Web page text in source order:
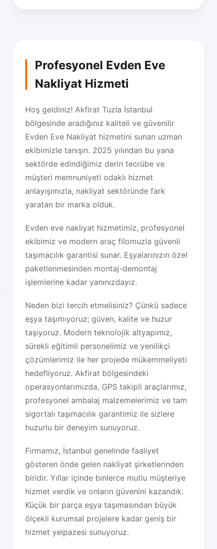
Profesyonel Evden Eve
Nakliyat Hizmeti
Hoş geldiniz! Akfirat Tuzla İstanbul
bölgesinde aradığınız kaliteli ve güvenilir
Evden Eve Nakliyat hizmetini sunan uzman
ekibimizle tanışın. 2025 yılından bu yana
sektörde edindiğimiz derin tecrübe ve
müşteri memnuniyeti odaklı hizmet
anlayışımızla, nakliyat sektöründe fark
yaratan bir marka olduk.
Evden eve nakliyat hizmetimiz, profesyonel
ekibimiz ve modern araç filomuzla güvenli
taşımacılık garantisi sunar. Eşyalarınızın özel
paketlenmesinden montaj-demontaj
işlemlerine kadar yanınızdayız.
Neden bizi tercih etmelisiniz? Çünkü sadece
eşya taşımıyoruz; güven, kalite ve huzur
taşıyoruz. Modern teknolojik altyapımız,
sürekli eğitimli personelimiz ve yenilikçi
çözümlerimiz ile her projede mükemmeliyeti
hedefliyoruz. Akfirat bölgesindeki
operasyonlarımızda, GPS takipli araçlarımız,
profesyonel ambalaj malzemelerimiz ve tam
sigortalı taşımacılık garantimiz ile sizlere
huzurlu bir deneyim sunuyoruz.
Firmamız, İstanbul genelinde faaliyet
gösteren önde gelen nakliyat şirketlerinden
biridir. Yıllar içinde binlerce mutlu müşteriye
hizmet verdik ve onların güvenini kazandık.
Küçük bir parça eşya taşımasından büyük
ölçekli kurumsal projelere kadar geniş bir
hizmet yelpazesi sunuyoruz.